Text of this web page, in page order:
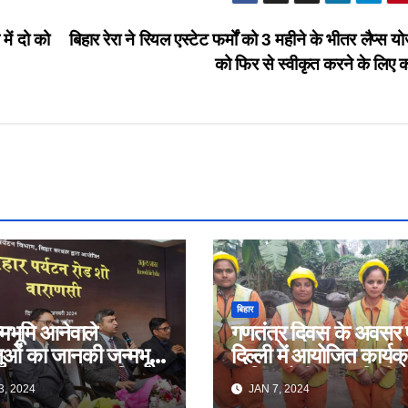
बिहार रेरा ने रियल एस्टेट फर्मों को 3 महीने के भीतर लैप्स
को फिर से स्वीकृत करने के लिए
दो को
आनेवाले
का जानकी जन्मभूमि
अभय कुमार सिंह,
विभाग, बिहार
2024
बिहार
गणतंत्र दिवस के अवसर
दिल्ली में आयोजित
शामिल होंगी स्वच्छांगिणी की
महिलाएं
JAN 7, 2024